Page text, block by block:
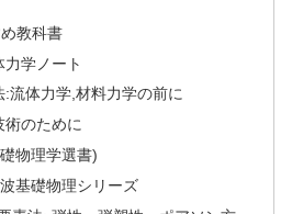
教科書
力学ノート
流体力学,材料力学の前に
のために
物理学選書)
基礎物理シリーズ